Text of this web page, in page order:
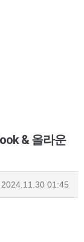
& 올라운
2024.11.30 01:45